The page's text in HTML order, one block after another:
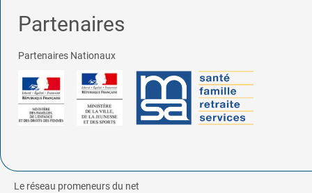
Partenaires
Partenaires Nationaux
Le réseau promeneurs du net